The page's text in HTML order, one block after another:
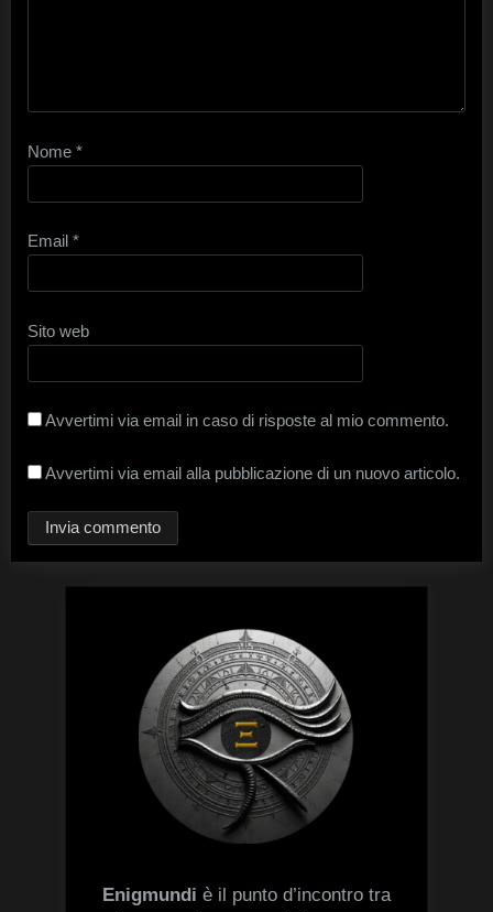
Nome *
Email *
Sito web
Avvertimi via email in caso di risposte al mio commento.
Avvertimi via email alla pubblicazione di un nuovo articolo.
Enigmundi è il punto d’incontro tra